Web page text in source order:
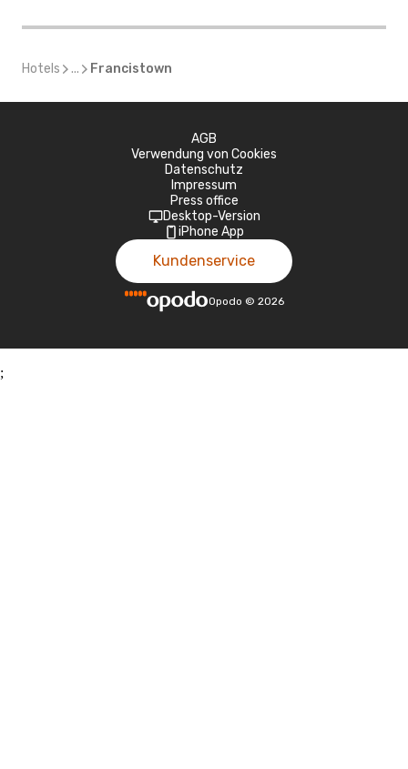
Hotels ... Francistown
AGB
Verwendung von Cookies
Datenschutz
Impressum
Press office
Desktop-Version
iPhone App
Kundenservice
Opodo © 2026
;